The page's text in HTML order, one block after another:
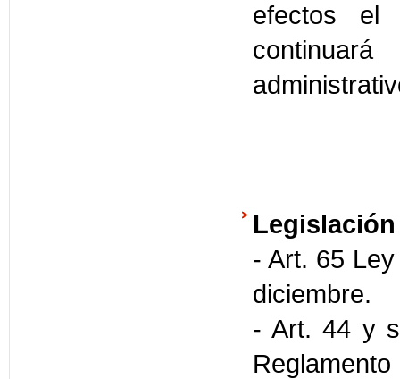
efectos el
Legislación
- Art. 65
diciembre.
- Art. 44 y